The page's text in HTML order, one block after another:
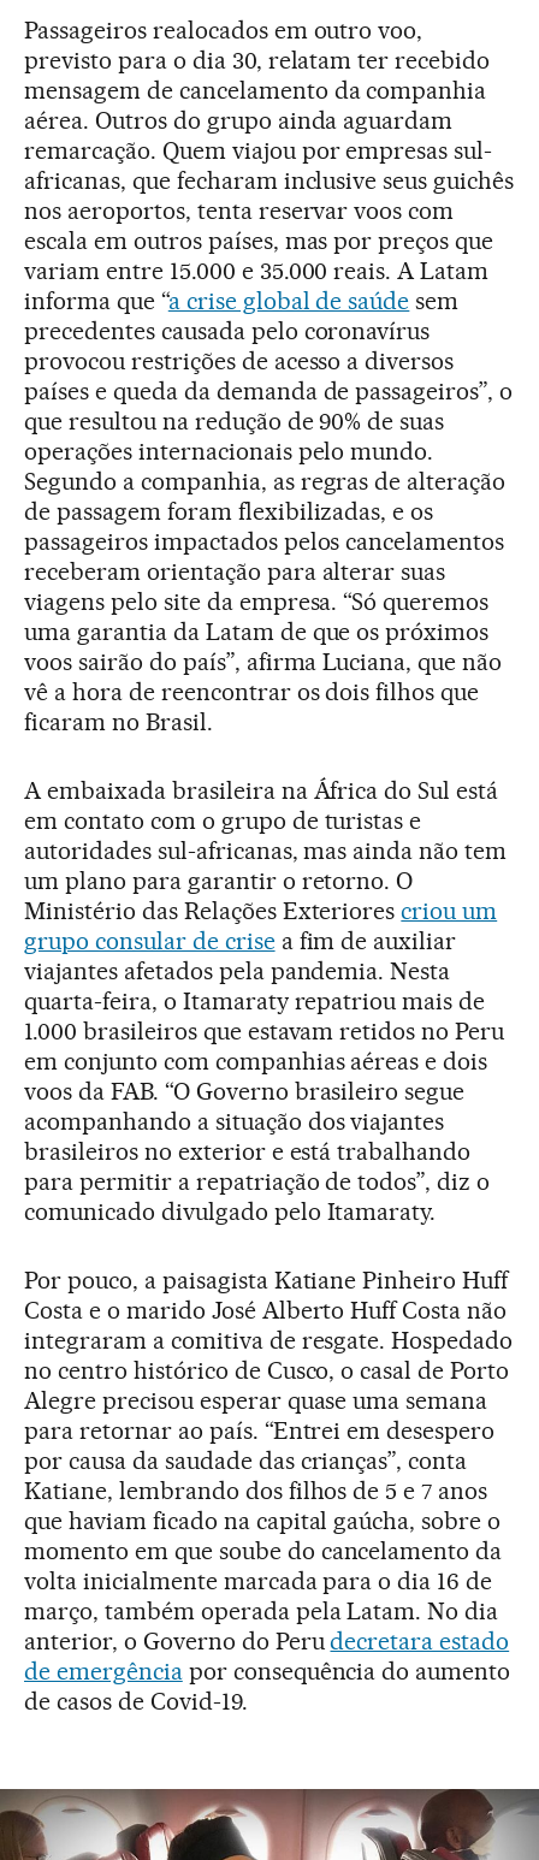
Passageiros realocados em outro voo,
previsto para o dia 30, relatam ter recebido
mensagem de cancelamento da companhia
aérea. Outros do grupo ainda aguardam
remarcação. Quem viajou por empresas sul-
africanas, que fecharam inclusive seus guichês
nos aeroportos, tenta reservar voos com
escala em outros países, mas por preços que
variam entre 15.000 e 35.000 reais. A Latam
informa que “a crise global de saúde sem
precedentes causada pelo coronavírus
provocou restrições de acesso a diversos
países e queda da demanda de passageiros”, o
que resultou na redução de 90% de suas
operações internacionais pelo mundo.
Segundo a companhia, as regras de alteração
de passagem foram flexibilizadas, e os
passageiros impactados pelos cancelamentos
receberam orientação para alterar suas
viagens pelo site da empresa. “Só queremos
uma garantia da Latam de que os próximos
voos sairão do país”, afirma Luciana, que não
vê a hora de reencontrar os dois filhos que
ficaram no Brasil.
A embaixada brasileira na África do Sul está
em contato com o grupo de turistas e
autoridades sul-africanas, mas ainda não tem
um plano para garantir o retorno. O
Ministério das Relações Exteriorescriou um
grupo consular de crisea fim de auxiliar
viajantes afetados pela pandemia. Nesta
quarta-feira, o Itamaraty repatriou mais de
1.000 brasileiros que estavam retidos no Peru
em conjunto com companhias aéreas e dois
voos da FAB. “O Governo brasileiro segue
acompanhando a situação dos viajantes
brasileiros no exterior e está trabalhando
para permitir a repatriação de todos”, diz o
comunicado divulgado pelo Itamaraty.
Por pouco, a paisagista Katiane Pinheiro Huff
Costa e o marido José Alberto Huff Costa não
integraram a comitiva de resgate. Hospedado
no centro histórico de Cusco, o casal de Porto
Alegre precisou esperar quase uma semana
para retornar ao país. “Entrei em desespero
por causa da saudade das crianças”, conta
Katiane, lembrando dos filhos de 5 e 7 anos
que haviam ficado na capital gaúcha, sobre o
momento em que soube do cancelamento da
volta inicialmente marcada para o dia 16 de
março, também operada pela Latam. No dia
anterior, o Governo do Perudecretara estado
de emergênciapor consequência do aumento
de casos de Covid-19.